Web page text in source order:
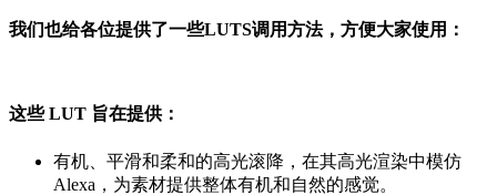
我们也给各位提供了一些LUTS调用方法，方便大家使用：
这些 LUT 旨在提供：
有机、平滑和柔和的高光滚降，在其高光渲染中模仿
Alexa，为素材提供整体有机和自然的感觉。